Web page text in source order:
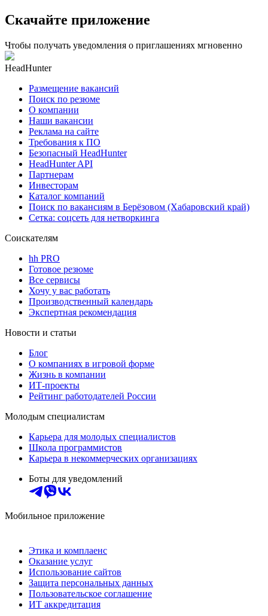
Скачайте приложение
Чтобы получать уведомления о приглашениях мгновенно
HeadHunter
Размещение вакансий
Поиск по резюме
О компании
Наши вакансии
Реклама на сайте
Требования к ПО
Безопасный HeadHunter
HeadHunter API
Партнерам
Инвесторам
Каталог компаний
Поиск по вакансиям в Берёзовом (Хабаровский край)
Сетка: соцсеть для нетворкинга
Соискателям
hh PRO
Готовое резюме
Все сервисы
Хочу у вас работать
Производственный календарь
Экспертная рекомендация
Новости и статьи
Блог
О компаниях в игровой форме
Жизнь в компании
ИТ-проекты
Рейтинг работодателей России
Молодым специалистам
Карьера для молодых специалистов
Школа программистов
Карьера в некоммерческих организациях
Боты для уведомлений
Мобильное приложение
Этика и комплаенс
Оказание услуг
Использование сайтов
Защита персональных данных
Пользовательское соглашение
ИТ аккредитация